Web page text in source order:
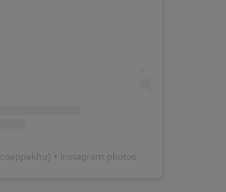
cseppekhu ) • Instagram photos and videos